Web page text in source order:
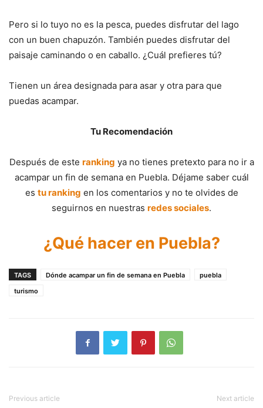
Pero si lo tuyo no es la pesca, puedes disfrutar del lago
con un buen chapuzón. También puedes disfrutar del
paisaje caminando o en caballo. ¿Cuál prefieres tú?
Tienen un área designada para asar y otra para que
puedas acampar.
Tu Recomendación
Después de este ranking ya no tienes pretexto para no ir a
acampar un fin de semana en Puebla. Déjame saber cuál
es tu ranking en los comentarios y no te olvides de
seguirnos en nuestras redes sociales.
¿Qué hacer en Puebla?
TAGS Dónde acampar un fin de semana en Puebla
puebla
turismo
Previous article Next article